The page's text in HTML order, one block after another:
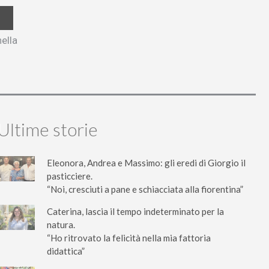
storie
Eleonora, Andrea e Massimo: gli eredi di Giorgio il
pasticciere.
“Noi, cresciuti a pane e schiacciata alla fiorentina”
Caterina, lascia il tempo indeterminato per la
natura.
“Ho ritrovato la felicità nella mia fattoria
didattica”